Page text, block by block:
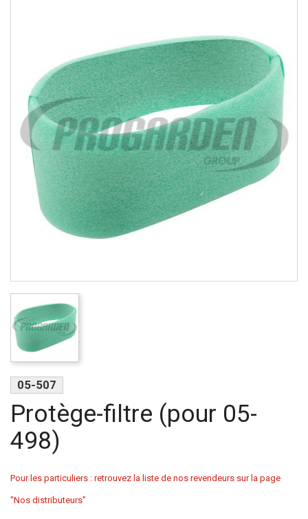
05-507
Protège-filtre (pour 05-
498)
Pour les particuliers : retrouvez la liste de nos revendeurs sur la page
"Nos distributeurs"